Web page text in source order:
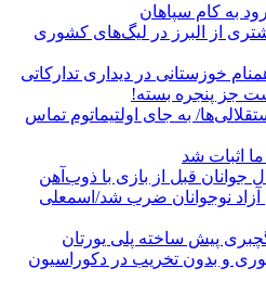
به کام سپاهان
از البرز در لیگ‌های کشوری
خوزستانی در دیداری تدارکاتی
جز پنجره بسته!
به جای اولتیماتوم تماس
اثبات شد
جوانان قبل از بازی با ذوب‌آهن
نوجوانان ضرب شد/اسمعلی
گچبری پیش ساخته پلی یورتان
و بدون تخریب در دکوراسیون